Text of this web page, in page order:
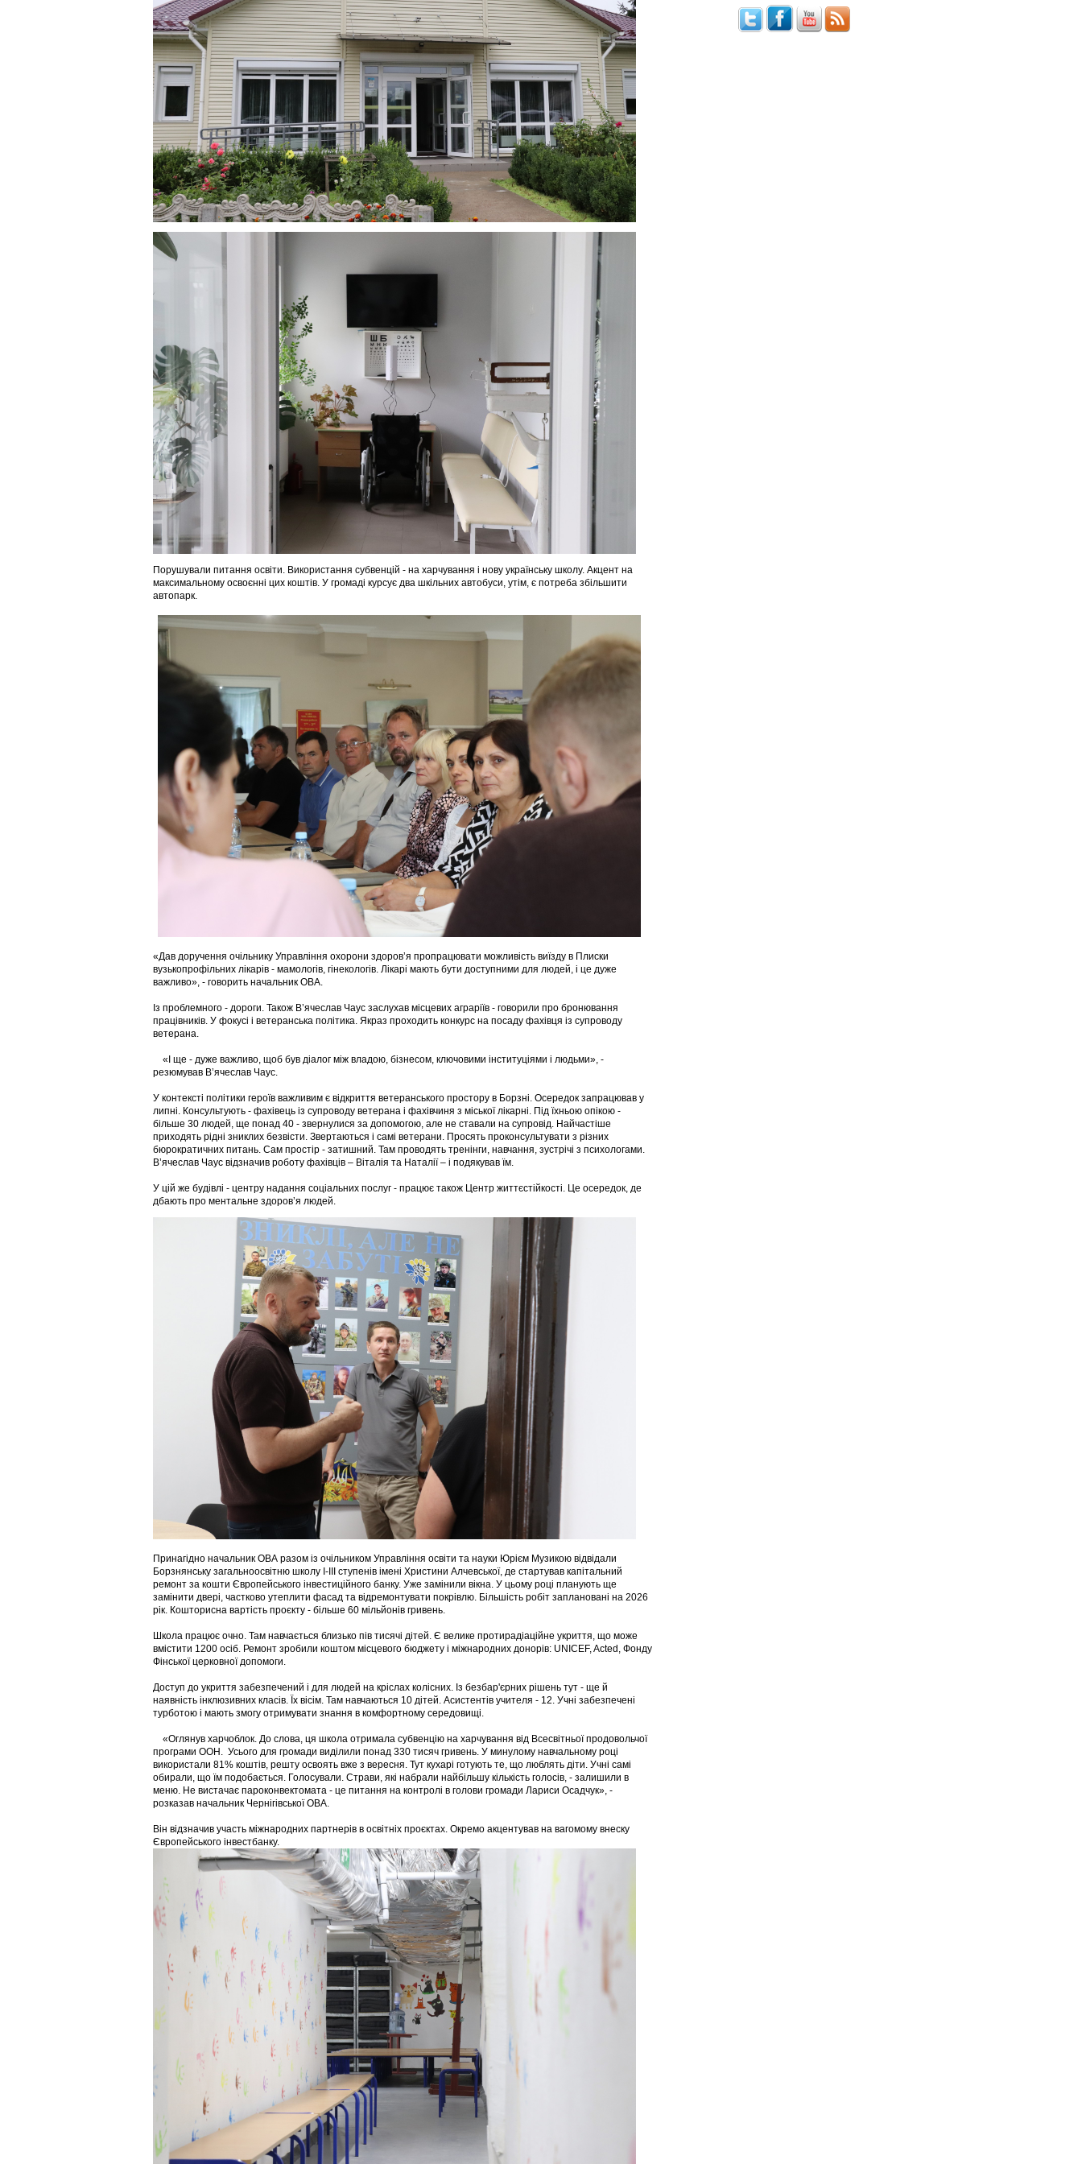
Порушували питання освіти. Використання субвенцій - на харчування і нову українську школу. Акцент на
максимальному освоєнні цих коштів. У громаді курсує два шкільних автобуси, утім, є потреба збільшити
автопарк.
«Дав доручення очільнику Управління охорони здоровʼя пропрацювати можливість виїзду в Плиски
вузькопрофільних лікарів - мамологів, гінекологів. Лікарі мають бути доступними для людей, і це дуже
важливо», - говорить начальник ОВА.
Із проблемного - дороги. Також В’ячеслав Чаус заслухав місцевих аграріїв - говорили про бронювання
працівників. У фокусі і ветеранська політика. Якраз проходить конкурс на посаду фахівця із супроводу
ветерана.
«І ще - дуже важливо, щоб був діалог між владою, бізнесом, ключовими інституціями і людьми», -
резюмував В’ячеслав Чаус.
У контексті політики героїв важливим є відкриття ветеранського простору в Борзні. Осередок запрацював у
липні. Консультують - фахівець із супроводу ветерана і фахівчиня з міської лікарні. Під їхньою опікою -
більше 30 людей, ще понад 40 - звернулися за допомогою, але не ставали на супровід. Найчастіше
приходять рідні зниклих безвісти. Звертаються і самі ветерани. Просять проконсультувати з різних
бюрократичних питань. Сам простір - затишний. Там проводять тренінги, навчання, зустрічі з психологами.
В’ячеслав Чаус відзначив роботу фахівців – Віталія та Наталії – і подякував їм.
У цій же будівлі - центру надання соціальних послуг - працює також Центр життєстійкості. Це осередок, де
дбають про ментальне здоровʼя людей.
Принагідно начальник ОВА разом із очільником Управління освіти та науки Юрієм Музикою відвідали
Борзнянську загальноосвітню школу І-ІІІ ступенів імені Христини Алчевської, де стартував капітальний
ремонт за кошти Європейського інвестиційного банку. Уже замінили вікна. У цьому році планують ще
замінити двері, частково утеплити фасад та відремонтувати покрівлю. Більшість робіт заплановані на 2026
рік. Кошторисна вартість проєкту - більше 60 мільйонів гривень.
Школа працює очно. Там навчається близько пів тисячі дітей. Є велике протирадіаційне укриття, що може
вмістити 1200 осіб. Ремонт зробили коштом місцевого бюджету і міжнародних донорів: UNICEF, Acted, Фонду
Фінської церковної допомоги.
Доступ до укриття забезпечений і для людей на кріслах колісних. Із безбар'єрних рішень тут - ще й
наявність інклюзивних класів. Їх вісім. Там навчаються 10 дітей. Асистентів учителя - 12. Учні забезпечені
турботою і мають змогу отримувати знання в комфортному середовищі.
«Оглянув харчоблок. До слова, ця школа отримала субвенцію на харчування від Всесвітньої продовольчої
програми ООН. Усього для громади виділили понад 330 тисяч гривень. У минулому навчальному році
використали 81% коштів, решту освоять вже з вересня. Тут кухарі готують те, що люблять діти. Учні самі
обирали, що їм подобається. Голосували. Страви, які набрали найбільшу кількість голосів, - залишили в
меню. Не вистачає пароконвектомата - це питання на контролі в голови громади Лариси Осадчук», -
розказав начальник Чернігівської ОВА.
Він відзначив участь міжнародних партнерів в освітніх проєктах. Окремо акцентував на вагомому внеску
Європейського інвестбанку.